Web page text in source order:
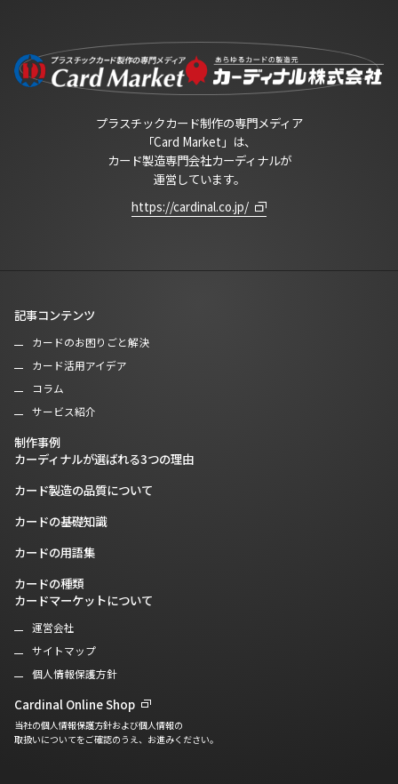
プラスチックカード制作の専門メディア
「Card Market」は、
カード製造専門会社カーディナルが
運営しています。
https://cardinal.co.jp/
記事コンテンツ
カードのお困りごと解決
カード活用アイデア
コラム
サービス紹介
制作事例
カーディナルが選ばれる3つの理由
カード製造の品質について
カードの基礎知識
カードの用語集
カードの種類
カードマーケットについて
運営会社
サイトマップ
個人情報保護方針
Cardinal Online Shop
当社の個人情報保護方針および個人情報の
取扱いについてをご確認のうえ、お進みください。